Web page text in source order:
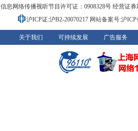
信息网络传播视听节目许可证：0908328号 经营证
沪ICP证:沪B2-20070217 网站备案号:沪
关于我们 可持续发展 广告服务